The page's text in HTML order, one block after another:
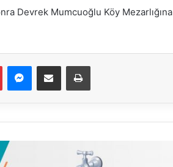
Devrek Mumcuoğlu Köy Mezarlığına
PinterestMessenger
E-Mail ile paylaş Yazdır